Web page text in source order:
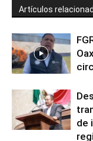
Artículos
de